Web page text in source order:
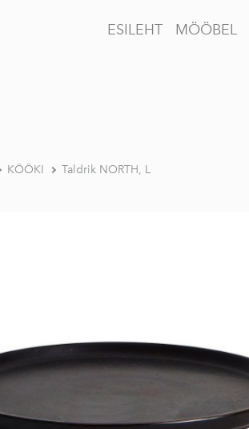
ESILEHT MÖÖBEL
KÖÖKI Taldrik NORTH, L